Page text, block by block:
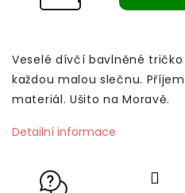
Veselé dívčí bavlněné
každou malou slečnu.
materiál. Ušito na Moravě.
Detailní informace